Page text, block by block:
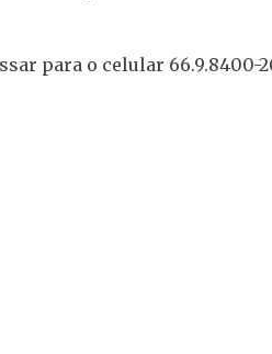
para o celular 66.9.8400-